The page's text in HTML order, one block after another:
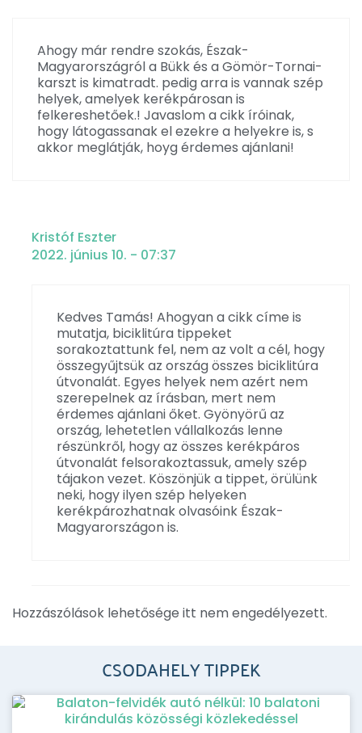
Ahogy már rendre szokás, Észak-
Magyarországról a Bükk és a Gömör-Tornai-
karszt is kimatradt. pedig arra is vannak szép
helyek, amelyek kerékpárosan is
felkereshetőek.! Javaslom a cikk íróinak,
hogy látogassanak el ezekre a helyekre is, s
akkor meglátják, hoyg érdemes ajánlani!
Kristóf Eszter
2022. június 10. - 07:37
Kedves Tamás! Ahogyan a cikk címe is
mutatja, biciklitúra tippeket
sorakoztattunk fel, nem az volt a cél, hogy
összegyűjtsük az ország összes biciklitúra
útvonalát. Egyes helyek nem azért nem
szerepelnek az írásban, mert nem
érdemes ajánlani őket. Gyönyörű az
ország, lehetetlen vállalkozás lenne
részünkről, hogy az összes kerékpáros
útvonalát felsorakoztassuk, amely szép
tájakon vezet. Köszönjük a tippet, örülünk
neki, hogy ilyen szép helyeken
kerékpározhatnak olvasóink Észak-
Magyarországon is.
Hozzászólások lehetősége itt nem engedélyezett.
CSODAHELY TIPPEK